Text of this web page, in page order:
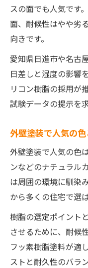
スの面でも人気です
面、耐候性はやや劣
向きです。
愛知県日進市や名古
日差しと湿度の影響
リコン樹脂の採用が
試験データの提示を
外壁塗装で人気の
外壁塗装で人気の色
ンなどのナチュラル
は周囲の環境に馴染
から多くの住宅で選
樹脂の選定ポイント
させるために、耐候
フッ素樹脂塗料が適
ストと耐久性のバラ